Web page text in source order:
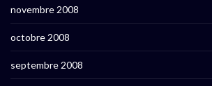
novembre 2008
octobre 2008
septembre 2008